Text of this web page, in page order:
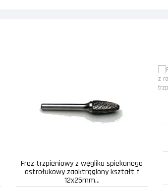
Frez trzpieniowy z węglika spiekanego
ostrołukowy zaoktrąglony kształt f
12x25mm...